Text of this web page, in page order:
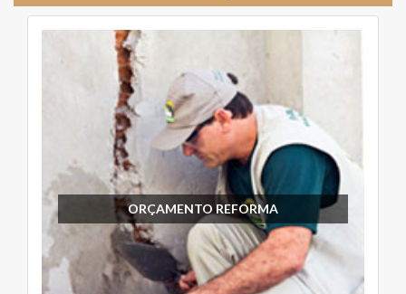
ORÇAMENTO REFORMA